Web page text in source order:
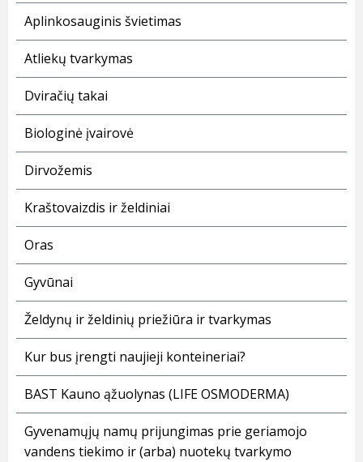
Aplinkosauginis švietimas
Atliekų tvarkymas
Dviračių takai
Biologinė įvairovė
Dirvožemis
Kraštovaizdis ir želdiniai
Oras
Gyvūnai
Želdynų ir želdinių priežiūra ir tvarkymas
Kur bus įrengti naujieji konteineriai?
BAST Kauno ąžuolynas (LIFE OSMODERMA)
Gyvenamųjų namų prijungimas prie geriamojo
vandens tiekimo ir (arba) nuotekų tvarkymo